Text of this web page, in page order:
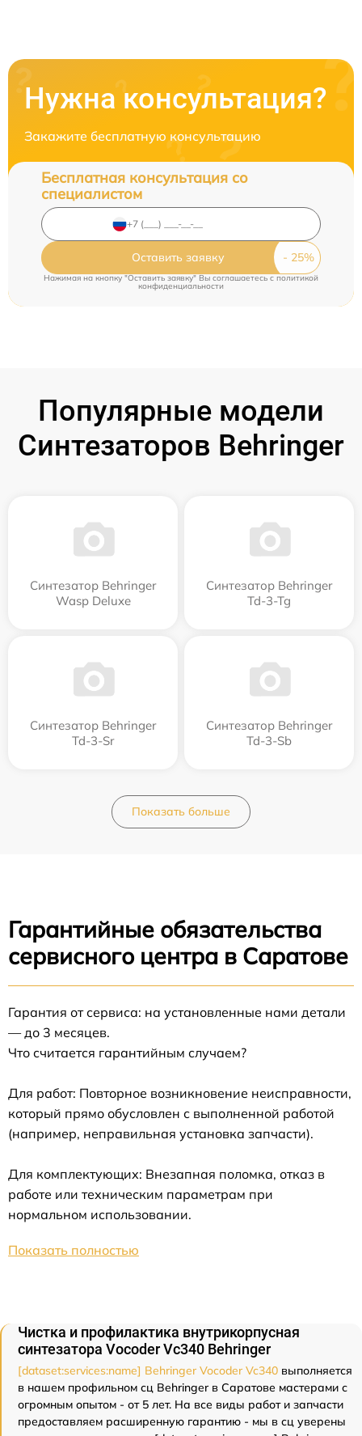
Нужна консультация?
Закажите бесплатную консультацию
Бесплатная консультация со
специалистом
Оставить заявку
Нажимая на кнопку "Оставить заявку" Вы соглашаетесь cполитикой
конфиденциальности
Популярные модели
Синтезаторов Behringer
Синтезатор Behringer
Wasp Deluxe
Синтезатор Behringer
Td-3-Tg
Синтезатор Behringer
Td-3-Sr
Синтезатор Behringer
Td-3-Sb
Показать больше
Гарантийные обязательства
сервисного центра в Саратове
Гарантия от сервиса: на установленные нами детали
— до 3 месяцев.
Что считается гарантийным случаем?
Для работ: Повторное возникновение неисправности,
который прямо обусловлен с выполненной работой
(например, неправильная установка запчасти).
Для комплектующих: Внезапная поломка, отказ в
работе или техническим параметрам при
нормальном использовании.
Показать полностью
Чистка и профилактика внутрикорпусная
синтезатора Vocoder Vc340 Behringer
[dataset:services:name] Behringer Vocoder Vc340 выполняется
в нашем профильном сц Behringer в Саратове мастерами с
огромным опытом - от 5 лет. На все виды работ и запчасти
предоставляем расширенную гарантию - мы в сц уверены